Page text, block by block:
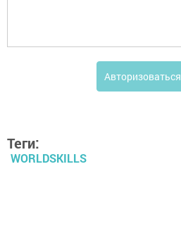
Авторизоваться
Теги:
WORLDSKILLS